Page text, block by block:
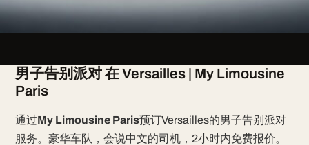
男子告别派对 在 Versailles | My Limousine
Paris
通过My Limousine Paris预订Versailles的男子告别派对
服务。豪华车队，会说中文的司机，2小时内免费报价。